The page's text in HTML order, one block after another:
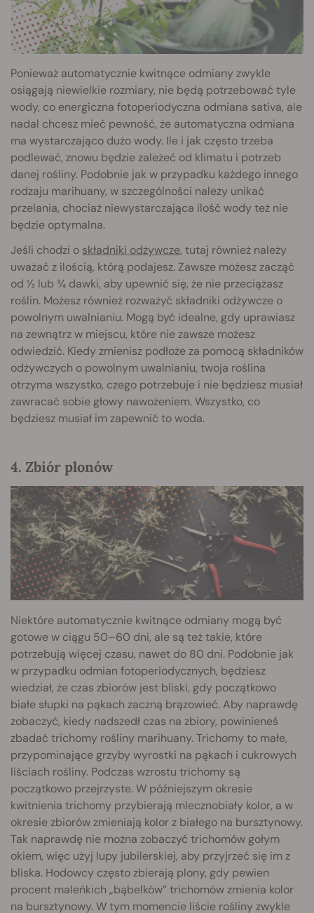
Ponieważ automatycznie kwitnące odmiany zwykle
osiągają niewielkie rozmiary, nie będą potrzebować tyle
wody, co energiczna fotoperiodyczna odmiana sativa, ale
nadal chcesz mieć pewność, że automatyczna odmiana
ma wystarczająco dużo wody. Ile i jak często trzeba
podlewać, znowu będzie zależeć od klimatu i potrzeb
danej rośliny. Podobnie jak w przypadku każdego innego
rodzaju marihuany, w szczególności należy unikać
przelania, chociaż niewystarczająca ilość wody też nie
będzie optymalna.
Jeśli chodzi o składniki odżywcze, tutaj również należy
uważać z ilością, którą podajesz. Zawsze możesz zacząć
od ½ lub ¾ dawki, aby upewnić się, że nie przeciążasz
roślin. Możesz również rozważyć składniki odżywcze o
powolnym uwalnianiu. Mogą być idealne, gdy uprawiasz
na zewnątrz w miejscu, które nie zawsze możesz
odwiedzić. Kiedy zmienisz podłoże za pomocą składników
odżywczych o powolnym uwalnianiu, twoja roślina
otrzyma wszystko, czego potrzebuje i nie będziesz musiał
zawracać sobie głowy nawożeniem. Wszystko, co
będziesz musiał im zapewnić to woda.
4. Zbiór plonów
Niektóre automatycznie kwitnące odmiany mogą być
gotowe w ciągu 50–60 dni, ale są też takie, które
potrzebują więcej czasu, nawet do 80 dni. Podobnie jak
w przypadku odmian fotoperiodycznych, będziesz
wiedział, że czas zbiorów jest bliski, gdy początkowo
białe słupki na pąkach zaczną brązowieć. Aby naprawdę
zobaczyć, kiedy nadszedł czas na zbiory, powinieneś
zbadać trichomy rośliny marihuany. Trichomy to małe,
przypominające grzyby wyrostki na pąkach i cukrowych
liściach rośliny. Podczas wzrostu trichomy są
początkowo przejrzyste. W późniejszym okresie
kwitnienia trichomy przybierają mlecznobiały kolor, a w
okresie zbiorów zmieniają kolor z białego na bursztynowy.
Tak naprawdę nie można zobaczyć trichomów gołym
okiem, więc użyj lupy jubilerskiej, aby przyjrzeć się im z
bliska. Hodowcy często zbierają plony, gdy pewien
procent maleńkich „bąbelków” trichomów zmienia kolor
na bursztynowy. W tym momencie liście rośliny zwykle